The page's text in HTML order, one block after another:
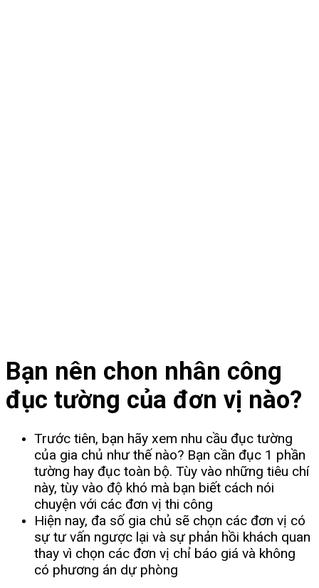
Bạn nên chon nhân công
đục tường của đơn vị nào?
Trước tiên, bạn hãy xem nhu cầu đục tường
của gia chủ như thế nào? Bạn cần đục 1 phần
tường hay đục toàn bộ. Tùy vào những tiêu chí
này, tùy vào độ khó mà bạn biết cách nói
chuyện với các đơn vị thi công
Hiện nay, đa số gia chủ sẽ chọn các đơn vị có
sự tư vấn ngược lại và sự phản hồi khách quan
thay vì chọn các đơn vị chỉ báo giá và không
có phương án dự phòng